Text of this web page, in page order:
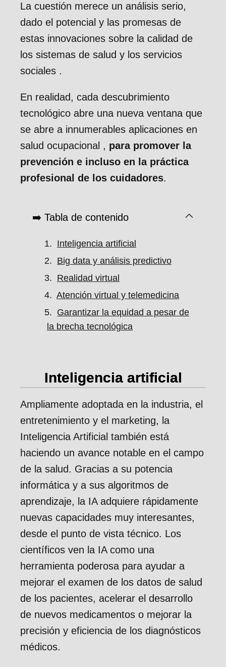
La cuestión merece un análisis serio,
dado el potencial y las promesas de
estas innovaciones sobre la calidad de
los sistemas de salud y los servicios
sociales .
En realidad, cada descubrimiento
tecnológico abre una nueva ventana que
se abre a innumerables aplicaciones en
salud ocupacional , para promover la
prevención e incluso en la práctica
profesional de los cuidadores.
➡️ Tabla de contenido
Inteligencia artificial
Big data y análisis predictivo
Realidad virtual
Atención virtual y telemedicina
Garantizar la equidad a pesar de
la brecha tecnológica
Inteligencia artificial
Ampliamente adoptada en la industria, el
entretenimiento y el marketing, la
Inteligencia Artificial también está
haciendo un avance notable en el campo
de la salud. Gracias a su potencia
informática y a sus algoritmos de
aprendizaje, la IA adquiere rápidamente
nuevas capacidades muy interesantes,
desde el punto de vista técnico. Los
científicos ven la IA como una
herramienta poderosa para ayudar a
mejorar el examen de los datos de salud
de los pacientes, acelerar el desarrollo
de nuevos medicamentos o mejorar la
precisión y eficiencia de los diagnósticos
médicos.